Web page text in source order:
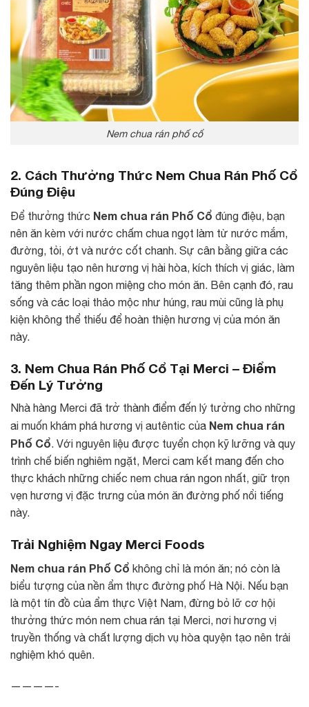
Nem chua rán phố cổ
2. Cách Thưởng Thức Nem Chua Rán Phố Cổ
Đúng Điệu
Để thưởng thức Nem chua rán Phố Cổ đúng điệu, bạn
nên ăn kèm với nước chấm chua ngọt làm từ nước mắm,
đường, tỏi, ớt và nước cốt chanh. Sự cân bằng giữa các
nguyên liệu tạo nên hương vị hài hòa, kích thích vị giác, làm
tăng thêm phần ngon miệng cho món ăn. Bên cạnh đó, rau
sống và các loại thảo mộc như húng, rau mùi cũng là phụ
kiện không thể thiếu để hoàn thiện hương vị của món ăn
này.
3. Nem Chua Rán Phố Cổ Tại Merci – Điểm
Đến Lý Tưởng
Nhà hàng Merci đã trở thành điểm đến lý tưởng cho những
ai muốn khám phá hương vị autêntic của Nem chua rán
Phố Cổ. Với nguyên liệu được tuyển chọn kỹ lưỡng và quy
trình chế biến nghiêm ngặt, Merci cam kết mang đến cho
thực khách những chiếc nem chua rán ngon nhất, giữ trọn
vẹn hương vị đặc trưng của món ăn đường phố nổi tiếng
này.
Trải Nghiệm Ngay Merci Foods
Nem chua rán Phố Cổ không chỉ là món ăn; nó còn là
biểu tượng của nền ẩm thực đường phố Hà Nội. Nếu bạn
là một tín đồ của ẩm thực Việt Nam, đừng bỏ lỡ cơ hội
thưởng thức món nem chua rán tại Merci, nơi hương vị
truyền thống và chất lượng dịch vụ hòa quyện tạo nên trải
nghiệm khó quên.
————-